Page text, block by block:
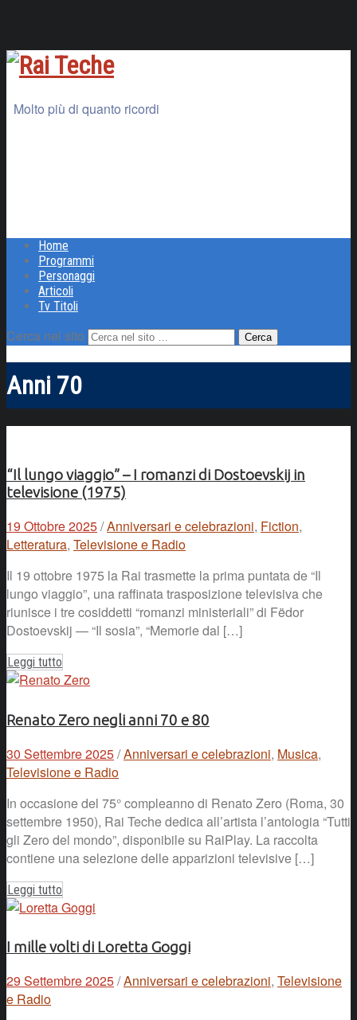
Molto più di quanto ricordi
Home
Programmi
Personaggi
Articoli
Tv Titoli
Cerca nel sito
Anni 70
“Il lungo viaggio” – I romanzi di Dostoevskij in
televisione (1975)
19 Ottobre 2025/Anniversari e celebrazioni, Fiction,
Letteratura, Televisione e Radio
Il 19 ottobre 1975 la Rai trasmette la prima puntata de “Il
lungo viaggio”, una raffinata trasposizione televisiva che
riunisce i tre cosiddetti “romanzi ministeriali” di Fëdor
Dostoevskij — “Il sosia”, “Memorie dal […]
Leggi tutto
Renato Zero negli anni 70 e 80
30 Settembre 2025/Anniversari e celebrazioni, Musica,
Televisione e Radio
In occasione del 75° compleanno di Renato Zero (Roma, 30
settembre 1950), Rai Teche dedica all’artista l’antologia “Tutti
gli Zero del mondo”, disponibile su RaiPlay. La raccolta
contiene una selezione delle apparizioni televisive […]
Leggi tutto
I mille volti di Loretta Goggi
29 Settembre 2025/Anniversari e celebrazioni, Televisione
e Radio